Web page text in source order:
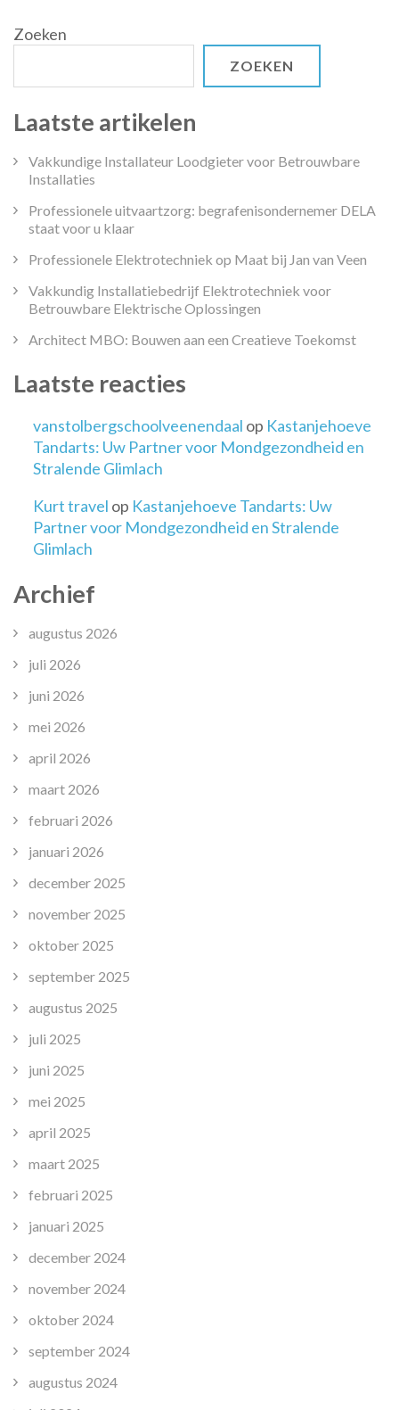
Zoeken
ZOEKEN
Laatste artikelen
Vakkundige Installateur Loodgieter voor Betrouwbare
Installaties
Professionele uitvaartzorg: begrafenisondernemer DELA
staat voor u klaar
Professionele Elektrotechniek op Maat bij Jan van Veen
Vakkundig Installatiebedrijf Elektrotechniek voor
Betrouwbare Elektrische Oplossingen
Architect MBO: Bouwen aan een Creatieve Toekomst
Laatste reacties
vanstolbergschoolveenendaal op Kastanjehoeve
Tandarts: Uw Partner voor Mondgezondheid en
Stralende Glimlach
Kurt travel op Kastanjehoeve Tandarts: Uw
Partner voor Mondgezondheid en Stralende
Glimlach
Archief
augustus 2026
juli 2026
juni 2026
mei 2026
april 2026
maart 2026
februari 2026
januari 2026
december 2025
november 2025
oktober 2025
september 2025
augustus 2025
juli 2025
juni 2025
mei 2025
april 2025
maart 2025
februari 2025
januari 2025
december 2024
november 2024
oktober 2024
september 2024
augustus 2024